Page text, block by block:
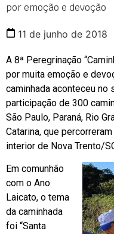
por emoção e devoção
11 de junho de 2018
A 8ª Peregrinação
por muita emoção e
caminhada aconteceu no
participação de 300
São Paulo, Paraná, Rio
Catarina, que
interior de Nova Trento/
Em comunhão
com o Ano
Laicato, o tema
da caminhada
foi “Santa